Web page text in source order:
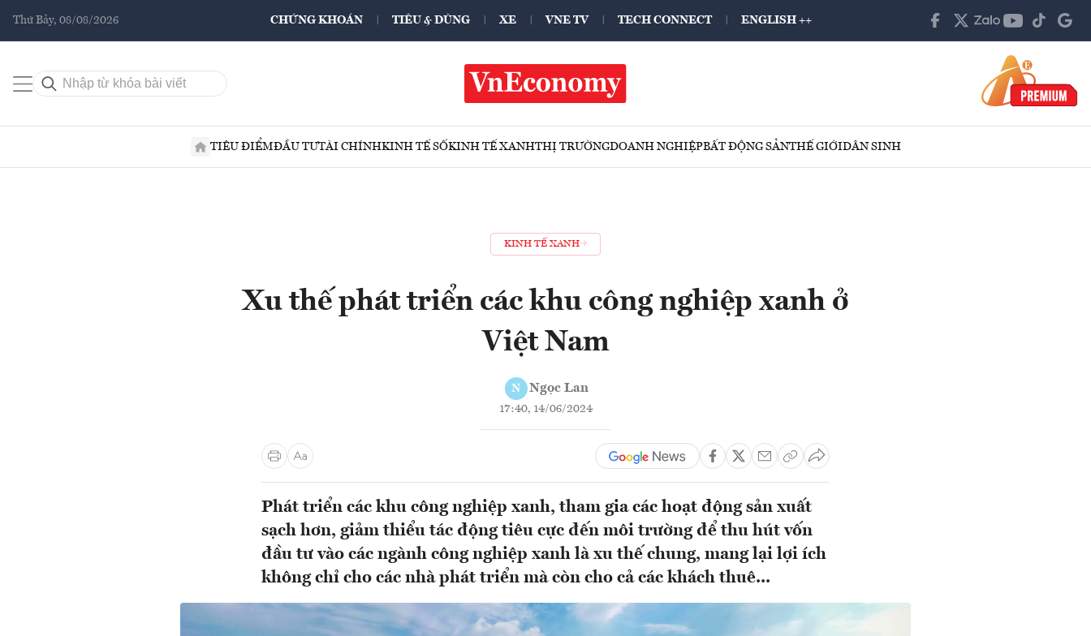
Thứ Bảy, 08/08/2026 CHỨNG KHOÁN TIÊU & DÙNG XE VNE TV TECH CONNECT ENGLISH ++
TIÊU ĐIỂMĐẦU TƯTÀI CHÍNHKINH TẾ SỐKINH TẾ XANHTHỊ TRƯỜNGDOANH NGHIỆPBẤT ĐỘNG SẢNTHẾ GIỚIDÂN SINH
KINH TẾ XANH
Xu thế phát triển các khu công nghiệp xanh ở
Việt Nam
N Ngọc Lan
17:40, 14/06/2024
Phát triển các khu công nghiệp xanh, tham gia các hoạt động sản xuất
sạch hơn, giảm thiểu tác động tiêu cực đến môi trường để thu hút vốn
đầu tư vào các ngành công nghiệp xanh là xu thế chung, mang lại lợi ích
không chỉ cho các nhà phát triển mà còn cho cả các khách thuê...